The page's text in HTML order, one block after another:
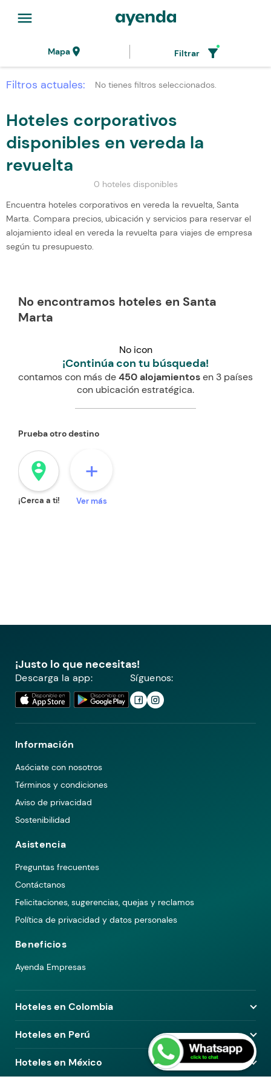
menu
Mapalocation_on Filtrar filter_alt
Filtros actuales: No tienes filtros seleccionados.
Hoteles corporativos
disponibles en vereda la
revuelta
0 hoteles disponibles
Encuentra hoteles corporativos en vereda la revuelta, Santa
Marta. Compara precios, ubicación y servicios para reservar el
alojamiento ideal en vereda la revuelta para viajes de empresa
según tu presupuesto.
No encontramos hoteles en Santa
Marta
No icon
¡Continúa con tu búsqueda!
contamos con más de450 alojamientosen 3 países
con ubicación estratégica.
Prueba otro destino
person_pin_circle
¡Cerca a ti!
+
Ver más
¡Justo lo que necesitas!
Descarga la app: Síguenos:
Información
Asóciate con nosotros
Términos y condiciones
Aviso de privacidad
Sostenibilidad
Asistencia
Preguntas frecuentes
Contáctanos
Felicitaciones, sugerencias, quejas y reclamos
Política de privacidad y datos personales
Beneficios
Ayenda Empresas
Hoteles en Colombia
Hoteles en Medellín
Hoteles en Bogotá
Hoteles en Pereira
Hoteles en Perú
Hoteles en Lima
Hoteles en Arequipa
Hoteles en México